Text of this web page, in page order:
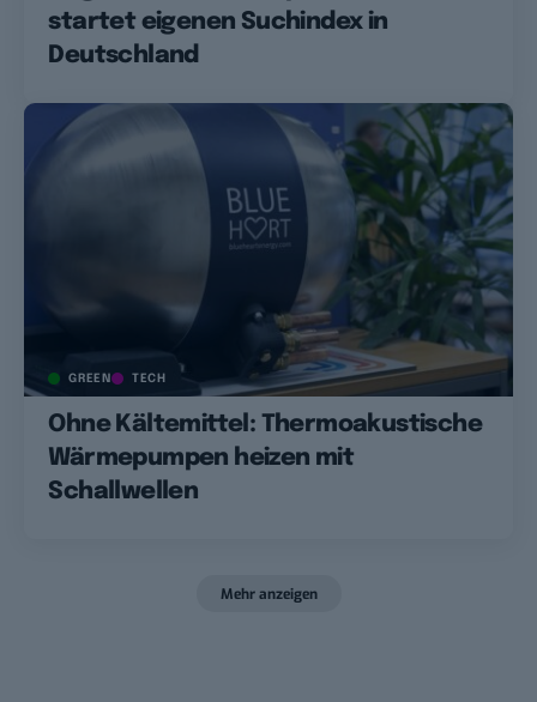
startet eigenen Suchindex in
Deutschland
GREEN TECH
Ohne Kältemittel: Thermoakustische
Wärmepumpen heizen mit
Schallwellen
Mehr anzeigen